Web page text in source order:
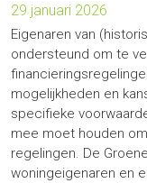
29 januari 2026
Eigenaren van
ondersteund om te
mogelijkheden en
specifieke
mee moet houden
regelingen. De
woningeigenaren en